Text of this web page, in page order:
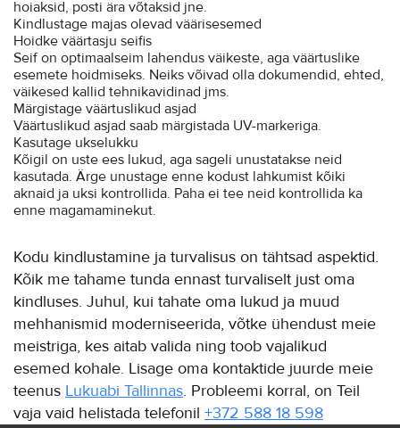
hoiaksid, posti ära võtaksid jne.
Kindlustage majas olevad väärisesemed
Hoidke väärtasju seifis
Seif on optimaalseim lahendus väikeste, aga väärtuslike
esemete hoidmiseks. Neiks võivad olla dokumendid, ehted,
väikesed kallid tehnikavidinad jms.
Märgistage väärtuslikud asjad
Väärtuslikud asjad saab märgistada UV-markeriga.
Kasutage ukselukku
Kõigil on uste ees lukud, aga sageli unustatakse neid
kasutada. Ärge unustage enne kodust lahkumist kõiki
aknaid ja uksi kontrollida. Paha ei tee neid kontrollida ka
enne magamaminekut.
Kodu kindlustamine ja turvalisus on tähtsad aspektid.
Kõik me tahame tunda ennast turvaliselt just oma
kindluses. Juhul, kui tahate oma lukud ja muud
mehhanismid moderniseerida, võtke ühendust meie
meistriga, kes aitab valida ning toob vajalikud
esemed kohale. Lisage oma kontaktide juurde meie
teenus Lukuabi Tallinnas. Probleemi korral, on Teil
vaja vaid helistada telefonil +372 588 18 598